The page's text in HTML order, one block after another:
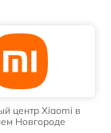
центр Xiaomi в
Новгороде